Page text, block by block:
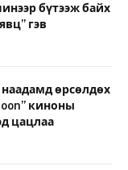
бүтээж байх
гэв
өрсөлдөх
киноны
цацлаа